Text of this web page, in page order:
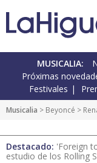
MUSICALIA:
Próximas
Festivales
Musicalia > Beyoncé >
Destacado: 'Foreign
estudio de los Rolling